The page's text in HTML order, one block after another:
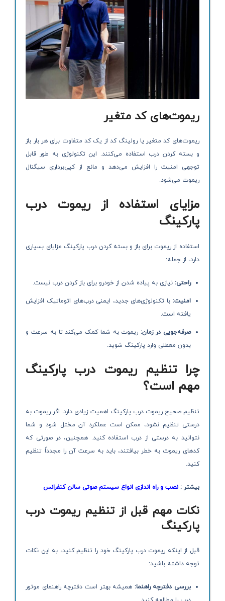
ریموت‌های کد متغیر
ریموت‌های کد متغیر یا رولینگ کد از یک کد متفاوت برای هر بار باز
و بسته کردن درب استفاده می‌کنند. این تکنولوژی به طور قابل
توجهی امنیت را افزایش می‌دهد و مانع از کپی‌برداری سیگنال
ریموت می‌شود.
مزایای استفاده از ریموت درب
پارکینگ
استفاده از ریموت برای باز و بسته کردن درب پارکینگ مزایای بسیاری
دارد، از جمله:
راحتی: نیازی به پیاده شدن از خودرو برای باز کردن درب نیست.
امنیت: با تکنولوژی‌های جدید، ایمنی درب‌های اتوماتیک افزایش
یافته است.
صرفه‌جویی در زمان: ریموت به شما کمک می‌کند تا به سرعت و
بدون معطلی وارد پارکینگ شوید.
چرا تنظیم ریموت درب پارکینگ
مهم است؟
تنظیم صحیح ریموت درب پارکینگ اهمیت زیادی دارد. اگر ریموت به
درستی تنظیم نشود، ممکن است عملکرد آن مختل شود و شما
نتوانید به درستی از درب استفاده کنید. همچنین، در صورتی که
کدهای ریموت به خطر بیافتند، باید به سرعت آن را مجدداً تنظیم
کنید.
بیشتر :نصب و راه اندازی انواع سیستم صوتی سالن کنفرانس
نکات مهم قبل از تنظیم ریموت درب
پارکینگ
قبل از اینکه ریموت درب پارکینگ خود را تنظیم کنید، به این نکات
توجه داشته باشید:
بررسی دفترچه راهنما: همیشه بهتر است دفترچه راهنمای موتور